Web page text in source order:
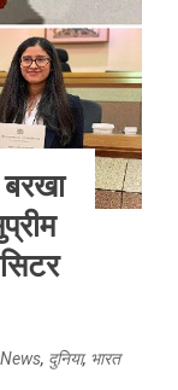
, दुनिया, भारत